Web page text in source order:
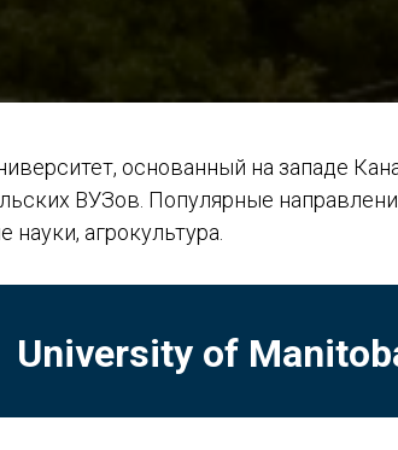
основанный на западе
ВУЗов. Популярные
науки, агрокультура.
University of